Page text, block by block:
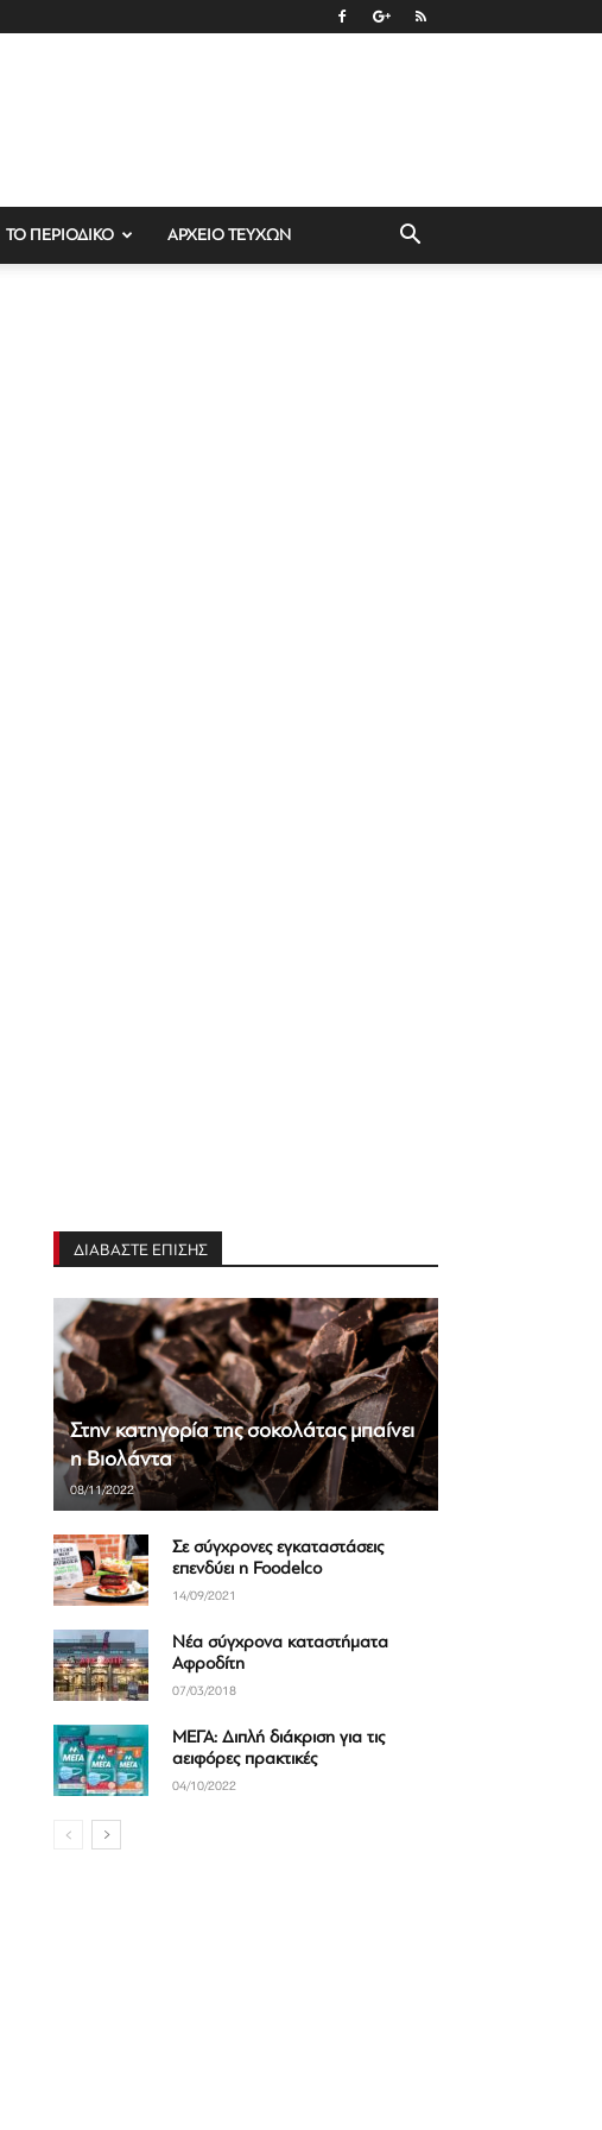
ΤΟ ΠΕΡΙΟΔΙΚΟ ΑΡΧΕΙΟ ΤΕΥΧΩΝ
ΔΙΑΒΑΣΤΕ ΕΠΙΣΗΣ
Στην κατηγορία της σοκολάτας μπαίνει
η Βιολάντα
08/11/2022
Σε σύγχρονες εγκαταστάσεις
επενδύει η Foodelco
14/09/2021
Νέα σύγχρονα καταστήματα
Αφροδίτη
07/03/2018
ΜΕΓΑ: Διπλή διάκριση για τις
αειφόρες πρακτικές
04/10/2022